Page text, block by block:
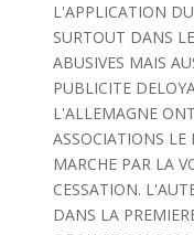
L'APPLICATION
SURTOUT DANS
ABUSIVES MAIS
PUBLICITE
L'ALLEMAGNE
ASSOCIATIONS LE
MARCHE PAR LA
CESSATION.
DANS LA